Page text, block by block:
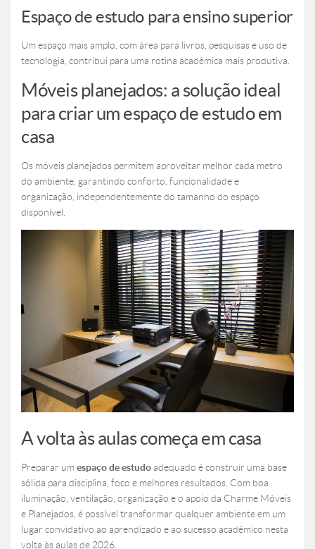
Espaço de estudo para ensino superior
Um espaço mais amplo, com área para livros, pesquisas e uso de
tecnologia, contribui para uma rotina acadêmica mais produtiva.
Móveis planejados: a solução ideal
para criar um espaço de estudo em
casa
Os móveis planejados permitem aproveitar melhor cada metro
do ambiente, garantindo conforto, funcionalidade e
organização, independentemente do tamanho do espaço
disponível.
A volta às aulas começa em casa
Preparar umespaço de estudoadequado é construir uma base
sólida para disciplina, foco e melhores resultados. Com boa
iluminação, ventilação, organização e o apoio da Charme Móveis
e Planejados, é possível transformar qualquer ambiente em um
lugar convidativo ao aprendizado e ao sucesso acadêmico nesta
volta às aulas de 2026.